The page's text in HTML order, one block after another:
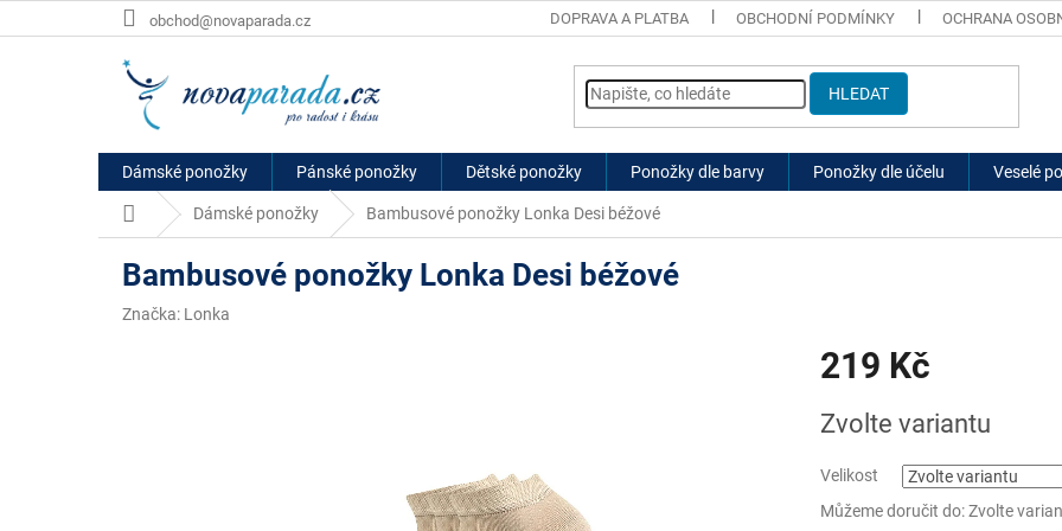
na
obchod@novaparada.cz DOPRAVA A PLATBA OBCHODNÍ PODMÍNKY OCHRANA
HLEDAT
Dámské ponožky Pánské ponožky Dětské ponožky Ponožky dle barvy Ponožky dle účelu Veselé
Domů Dámské ponožky Bambusové ponožky Lonka Desi béžové
Bambusové ponožky Lonka Desi béžové
Značka: Lonka
219 Kč
cena:
Zvolte variantu
Velikost
Můžeme doručit do:Zvolte